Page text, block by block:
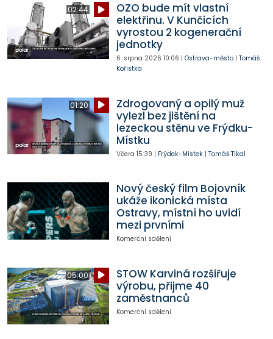
02:44
OZO bude mít vlastní
elektřinu. V Kunčicích
vyrostou 2 kogenerační
jednotky
6. srpna 2026 10:06 | Ostrava-město| Tomáš
Kořistka
01:20
Zdrogovaný a opilý muž
vylezl bez jištění na
lezeckou stěnu ve Frýdku-
Místku
Včera 15:39 | Frýdek-Místek| Tomáš Tikal
Nový český film Bojovník
ukáže ikonická místa
Ostravy, místní ho uvidí
mezi prvními
Komerční sdělení
05:00
STOW Karviná rozšiřuje
výrobu, přijme 40
zaměstnanců
Komerční sdělení